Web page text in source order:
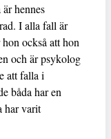
hennes
I alla fall är
också att hon
och är psykolog
att falla i
båda har en
har varit